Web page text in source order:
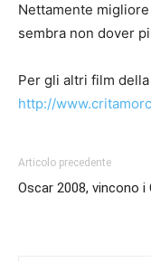
Nettamente
sembra non dover
Per gli altri film
http://
Articolo precedente
Oscar 2008, vincono i